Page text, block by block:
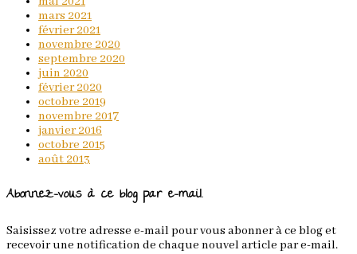
mars 2021
février 2021
novembre 2020
septembre 2020
juin 2020
février 2020
octobre 2019
novembre 2017
janvier 2016
octobre 2015
août 2013
Abonnez-vous à ce blog par e-mail.
Saisissez votre adresse e-mail pour vous abonner à ce blog et
recevoir une notification de chaque nouvel article par e-mail.